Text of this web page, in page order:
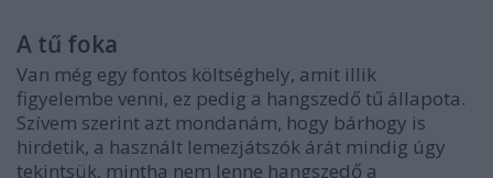
A tű foka
Van még egy fontos költséghely, amit illik
figyelembe venni, ez pedig a hangszedő tű állapota.
Szívem szerint azt mondanám, hogy bárhogy is
hirdetik, a használt lemezjátszók árát mindig úgy
tekintsük, mintha nem lenne hangszedő a